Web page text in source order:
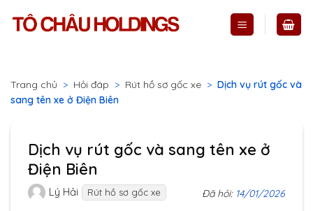
Trang chủ > Hỏi đáp > Rút hồ sơ gốc xe > Dịch vụ rút gốc và
sang tên xe ở Điện Biên
Dịch vụ rút gốc và sang tên xe ở
Điện Biên
Lý Hải Rút hồ sơ gốc xe Đã hỏi: 14/01/2026